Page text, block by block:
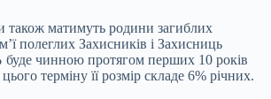
також матимуть родини загиблих
полеглих Захисників і Захисниць
буде чинною протягом перших 10 років
терміну її розмір складе 6% річних.